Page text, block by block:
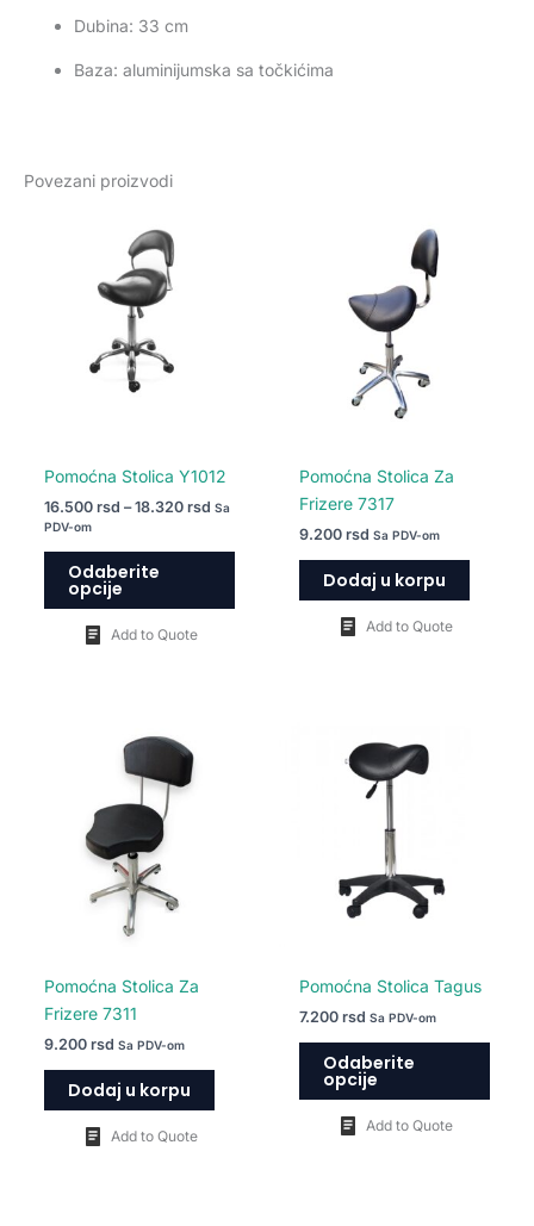
Dubina: 33 cm
Baza: aluminijumska sa točkićima
Povezani proizvodi
Pomoćna Stolica Y1012
16.500 rsd – 18.320 rsd Sa
PDV-om
Odaberite
opcije
Add to Quote
Pomoćna Stolica Za
Frizere 7317
9.200 rsd Sa PDV-om
Dodaj u korpu
Add to Quote
Pomoćna Stolica Za
Frizere 7311
9.200 rsd Sa PDV-om
Dodaj u korpu
Add to Quote
Pomoćna Stolica Tagus
7.200 rsd Sa PDV-om
Odaberite
opcije
Add to Quote